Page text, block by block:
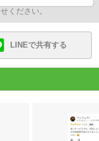
ください。
LINEで共有する